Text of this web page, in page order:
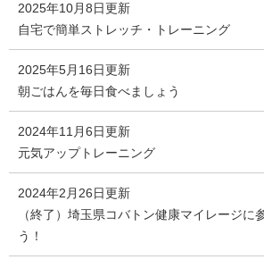
2025年10月8日更新
自宅で簡単ストレッチ・トレーニング
2025年5月16日更新
朝ごはんを毎日食べましょう
2024年11月6日更新
元気アップトレーニング
2024年2月26日更新
（終了）埼玉県コバトン健康マイレージに
う！